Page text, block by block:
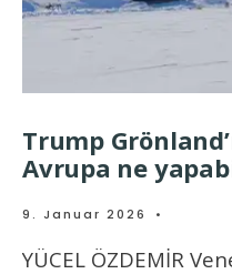
Trump
Avrupa ne
9. Januar 2026 •
YÜCEL ÖZDEMİR